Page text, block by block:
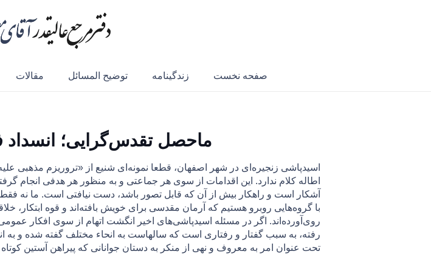
صفحه نخست زندگینامه توضیح المسائل مقالات
ماحصل تقدس‌گرایی؛ انسداد
اسیدپاشی زنجیره‌ای در شهر اصفهان، قطعا نمونه‌ای شنیع از «تروریزم مذهبی
اطاله کلام ندارد. اين اقدامات از سوی هر جماعتی و به منظور هر هدفی انجام
آشکار است و راهکار بیش از آن که قابل تصور باشد، دست نیافتی است. ما نه فقط
با گروه‌هایی روبرو هستیم که آرمان مقد‌سی برای خويش بافته‌اند و قوه ابتکار،
روی‌‌آورده‌اند. اگر در مسئله اسيدپاشی‌های اخير انگشت اتهام از سوی افكار
رفته، به سبب گفتار و رفتاری است كه سالهاست به انحاء مختلف گفته شده و
تحت عنوان امر به معروف و نهی از منكر به دستان جوانانی كه پيراهن آستين كوتاه